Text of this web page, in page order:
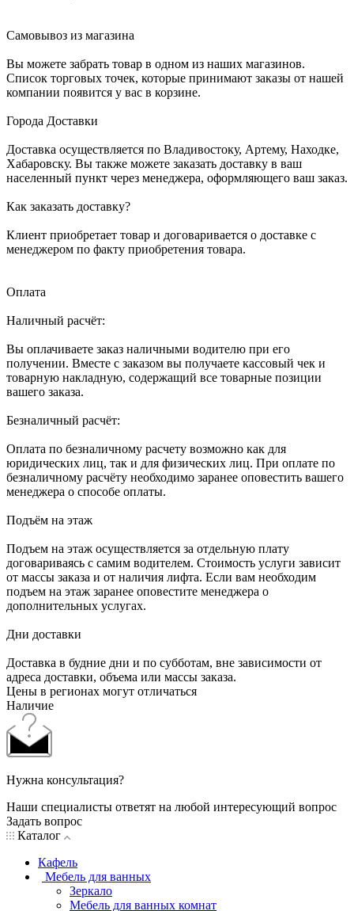
Самовывоз из магазина
Вы можете забрать товар в одном из наших магазинов.
Список торговых точек, которые принимают заказы от нашей
компании появится у вас в корзине.
Города Доставки
Доставка осуществляется по Владивостоку, Артему, Находке,
Хабаровску. Вы также можете заказать доставку в ваш
населенный пункт через менеджера, оформляющего ваш заказ.
Как заказать доставку?
Клиент приобретает товар и договаривается о доставке с
менеджером по факту приобретения товара.
Оплата
Наличный расчёт:
Вы оплачиваете заказ наличными водителю при его
получении. Вместе с заказом вы получаете кассовый чек и
товарную накладную, содержащий все товарные позиции
вашего заказа.
Безналичный расчёт:
Оплата по безналичному расчету возможно как для
юридических лиц, так и для физических лиц. При оплате по
безналичному расчёту необходимо заранее оповестить вашего
менеджера о способе оплаты.
Подъём на этаж
Подъем на этаж осуществляется за отдельную плату
договариваясь с самим водителем. Стоимость услуги зависит
от массы заказа и от наличия лифта. Если вам необходим
подъем на этаж заранее оповестите менеджера о
дополнительных услугах.
Дни доставки
Доставка в будние дни и по субботам, вне зависимости от
адреса доставки, объема или массы заказа.
Цены в регионах могут отличаться
Наличие
Нужна консультация?
Наши специалисты ответят на любой интересующий вопрос
Задать вопрос
Каталог
Кафель
Мебель для ванных
Зеркало
Мебель для ванных комнат